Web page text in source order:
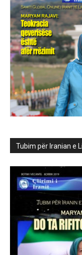
Tubim për Iranian e